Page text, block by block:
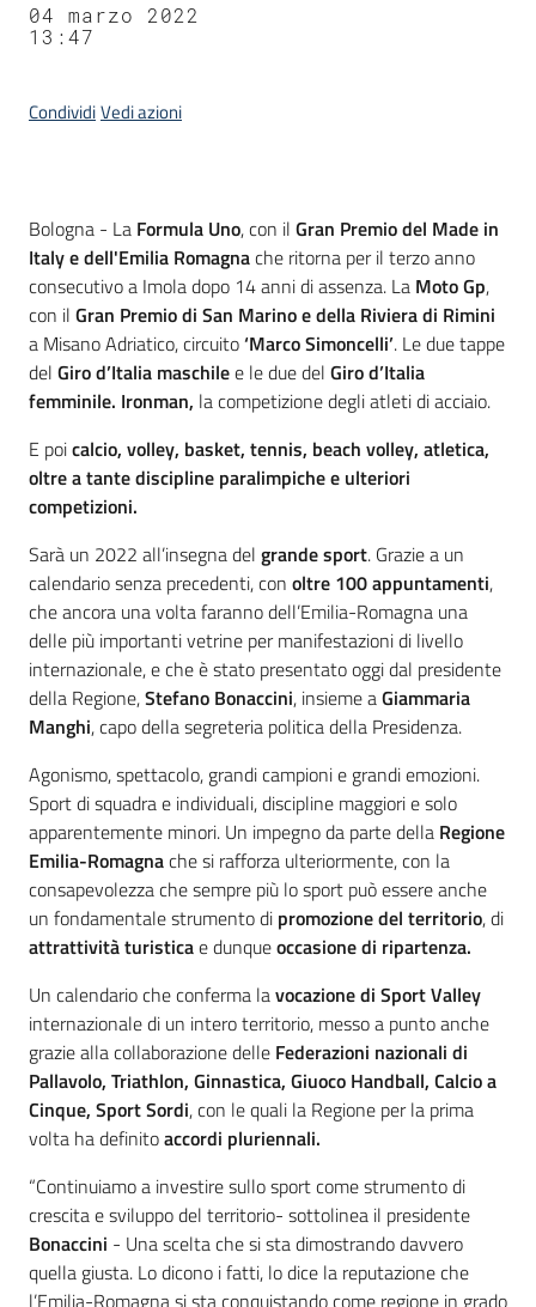
04 marzo 2022
13:47
CondividiVedi azioni
Contenuto
Bologna - La Formula Uno, con il Gran Premio del Made in
Italy e dell'Emilia Romagnache ritorna per il terzo anno
consecutivo a Imola dopo 14 anni di assenza. La Moto Gp,
con il Gran Premio di San Marino e della Riviera di Rimini
a Misano Adriatico, circuito‘Marco Simoncelli’. Le due tappe
del Giro d’Italia maschilee le due del Giro d’Italia
femminile. Ironman, la competizione degli atleti di acciaio.
E poicalcio, volley, basket, tennis, beach volley, atletica,
oltre a tante discipline paralimpiche e ulteriori
competizioni.
Sarà un 2022 all’insegna del grande sport. Grazie a un
calendario senza precedenti, con oltre 100 appuntamenti,
che ancora una volta faranno dell’Emilia-Romagna una
delle più importanti vetrine per manifestazioni di livello
internazionale, e che è stato presentato oggi dal presidente
della Regione,Stefano Bonaccini, insieme aGiammaria
Manghi, capo della segreteria politica della Presidenza.
Agonismo, spettacolo, grandi campioni e grandi emozioni.
Sport di squadra e individuali, discipline maggiori e solo
apparentemente minori. Un impegno da parte della Regione
Emilia-Romagnache si rafforza ulteriormente, con la
consapevolezza che sempre più lo sport può essere anche
un fondamentale strumento di promozione del territorio, di
attrattività turisticae dunqueoccasione di ripartenza.
Un calendario che conferma lavocazione di Sport Valley
internazionale di un intero territorio, messo a punto anche
grazie alla collaborazione delle Federazioni nazionali di
Pallavolo, Triathlon, Ginnastica, Giuoco Handball, Calcio a
Cinque, Sport Sordi, con le quali la Regione per la prima
volta ha definitoaccordi pluriennali.
“Continuiamo a investire sullo sport come strumento di
crescita e sviluppo del territorio- sottolinea il presidente
Bonaccini - Una scelta che si sta dimostrando davvero
quella giusta. Lo dicono i fatti, lo dice la reputazione che
l’Emilia-Romagna si sta conquistando come regione in grado